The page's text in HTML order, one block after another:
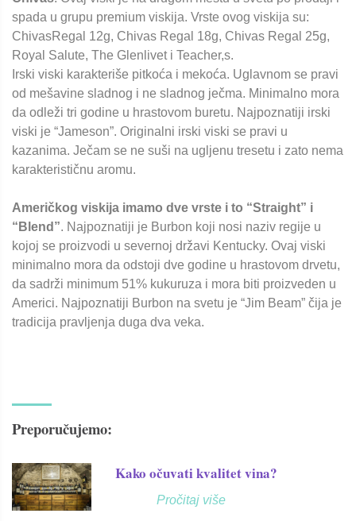
spada u grupu premium viskija. Vrste ovog viskija su:
ChivasRegal 12g, Chivas Regal 18g, Chivas Regal 25g,
Royal Salute, The Glenlivet i Teacher,s.
Irski viski karakteriše pitkoća i mekoća. Uglavnom se pravi
od mešavine sladnog i ne sladnog ječma. Minimalno mora
da odleži tri godine u hrastovom buretu. Najpoznatiji irski
viski je “Jameson”. Originalni irski viski se pravi u
kazanima. Ječam se ne suši na ugljenu tresetu i zato nema
karakterističnu aromu.
Američkog viskija imamo dve vrste i to “Straight” i
“Blend”. Najpoznatiji je Burbon koji nosi naziv regije u
kojoj se proizvodi u severnoj državi Kentucky. Ovaj viski
minimalno mora da odstoji dve godine u hrastovom drvetu,
da sadrži minimum 51% kukuruza i mora biti proizveden u
Americi. Najpoznatiji Burbon na svetu je “Jim Beam” čija je
tradicija pravljenja duga dva veka.
Preporučujemo:
Kako očuvati kvalitet vina?
Pročitaj više